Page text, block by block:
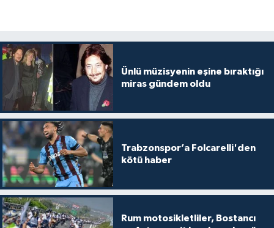
Ünlü müzisyenin eşine bıraktığı
miras gündem oldu
Trabzonspor’a Folcarelli'den
kötü haber
Rum motosikletliler, Bostancı